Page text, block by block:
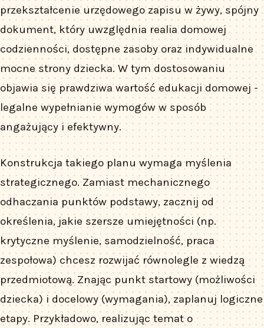
przekształcenie urzędowego zapisu w żywy, spójny
dokument, który uwzględnia realia domowej
codzienności, dostępne zasoby oraz indywidualne
mocne strony dziecka. W tym dostosowaniu
objawia się prawdziwa wartość edukacji domowej -
legalne wypełnianie wymogów w sposób
angażujący i efektywny.
Konstrukcja takiego planu wymaga myślenia
strategicznego. Zamiast mechanicznego
odhaczania punktów podstawy, zacznij od
określenia, jakie szersze umiejętności (np.
krytyczne myślenie, samodzielność, praca
zespołowa) chcesz rozwijać równolegle z wiedzą
przedmiotową. Znając punkt startowy (możliwości
dziecka) i docelowy (wymagania), zaplanuj logiczne
etapy. Przykładowo, realizując temat o